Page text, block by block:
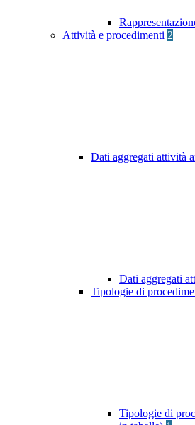
Attività e procedimenti 2
Dati aggregati attività
Dati aggregati
Tipologie di
Tipologie di